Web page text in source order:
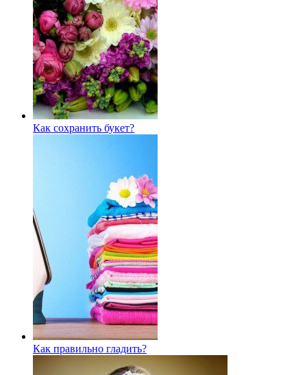
Как сохранить букет?
Как правильно гладить?